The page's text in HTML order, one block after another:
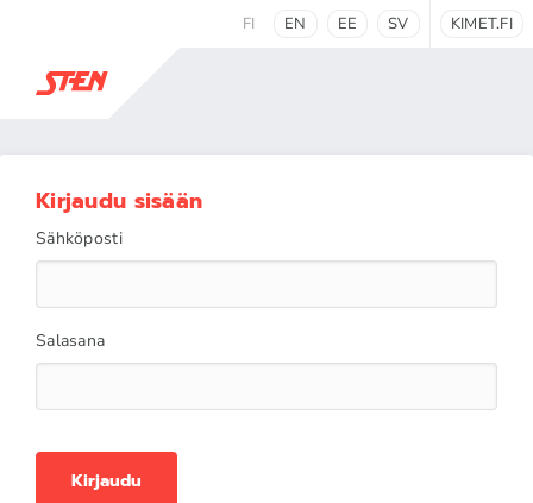
FI EN EE SV KIMET.FI
Kirjaudu sisään
Sähköposti
Salasana
Kirjaudu